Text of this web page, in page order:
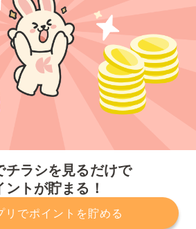
チラシを見るだけで
ントが貯まる！
リでポイントを貯める